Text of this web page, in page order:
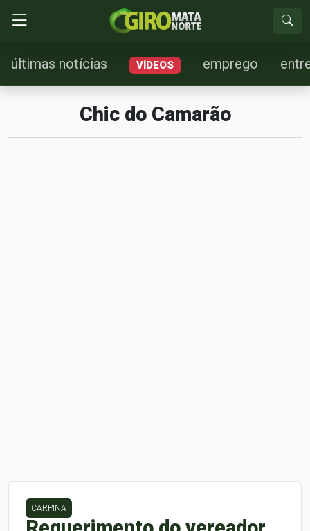
últimas notícias VÍDEOS emprego
Chic do Camarão
CARPINA